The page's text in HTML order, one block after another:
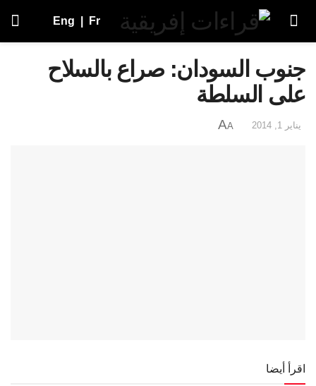
Eng Fr
جنوب السودان: صراع بالسلاح
على السلطة
يناير 1, 2014 A
A
اقرأ أيضا